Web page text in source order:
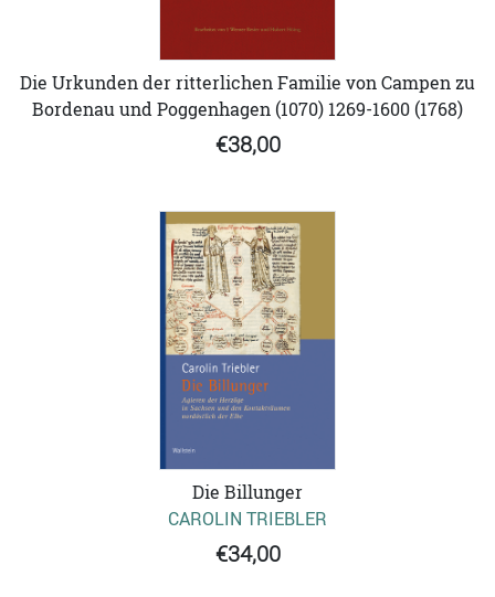
Die Urkunden der ritterlichen Familie von Campen zu
Bordenau und Poggenhagen (1070) 1269-1600 (1768)
€38,00
Die Billunger
CAROLIN TRIEBLER
€34,00